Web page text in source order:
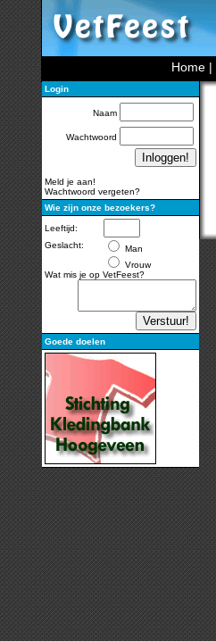
Home |
Login
Naam
Wachtwoord
Meld je aan!
Wachtwoord vergeten?
Wie zijn onze bezoekers?
Leeftijd:
Geslacht:
Man
Vrouw
Wat mis je op VetFeest?
Goede doelen